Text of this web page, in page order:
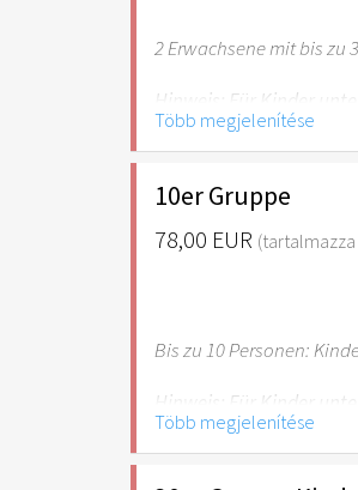
2 Erwachsene mit bis zu
Hinweis: Für Kinder
empfehlenswert.
Több megjelenítése
10er Gruppe
78,00 EUR
Bis zu 10 Personen:
Hinweis: Für Kinder
empfehlenswert.
Több megjelenítése